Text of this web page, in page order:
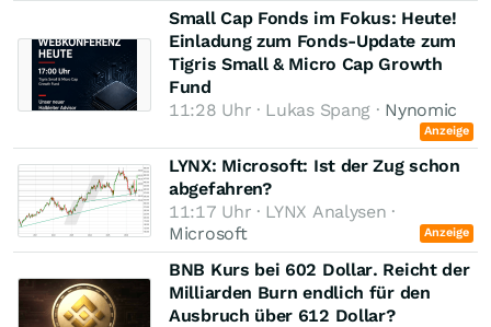
Small Cap Fonds im Fokus: Heute!
Einladung zum Fonds-Update zum
Tigris Small & Micro Cap Growth
Fund
11:28 Uhr · Lukas Spang · Nynomic
Anzeige
LYNX: Microsoft: Ist der Zug schon
abgefahren?
11:17 Uhr · LYNX Analysen ·
Microsoft
Anzeige
BNB Kurs bei 602 Dollar. Reicht der
Milliarden Burn endlich für den
Ausbruch über 612 Dollar?